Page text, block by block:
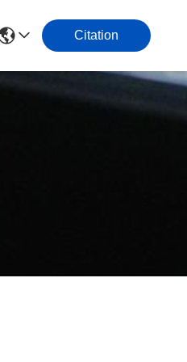
Citation